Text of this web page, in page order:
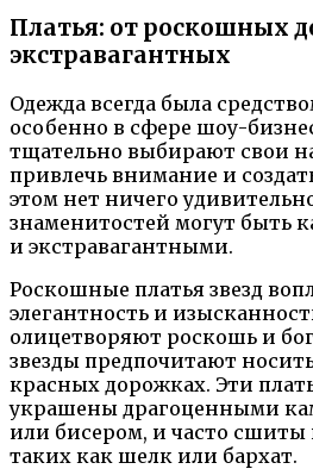
Платья: от роскошных
экстравагантных
Одежда всегда была
особенно в сфере шоу-
тщательно выбирают свои
привлечь внимание и
этом нет ничего
знаменитостей могут быть
и экстравагантными.
Роскошные платья звезд
элегантность и
олицетворяют роскошь и
звезды предпочитают
красных дорожках. Эти
украшены драгоценными
или бисером, и часто сшиты
таких как шелк или бархат.